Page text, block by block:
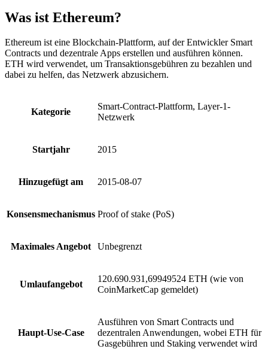
Was ist Ethereum?
Ethereum ist eine Blockchain-Plattform, auf der Entwickler Smart
Contracts und dezentrale Apps erstellen und ausführen können.
ETH wird verwendet, um Transaktionsgebühren zu bezahlen und
dabei zu helfen, das Netzwerk abzusichern.
Kategorie
Smart-Contract-Plattform, Layer-1-
Netzwerk
Startjahr 2015
Hinzugefügt am 2015-08-07
Konsensmechanismus Proof of stake (PoS)
Maximales Angebot Unbegrenzt
Umlaufangebot
120.690.931,69949524 ETH (wie von
CoinMarketCap gemeldet)
Haupt-Use-Case
Ausführen von Smart Contracts und
dezentralen Anwendungen, wobei ETH für
Gasgebühren und Staking verwendet wird